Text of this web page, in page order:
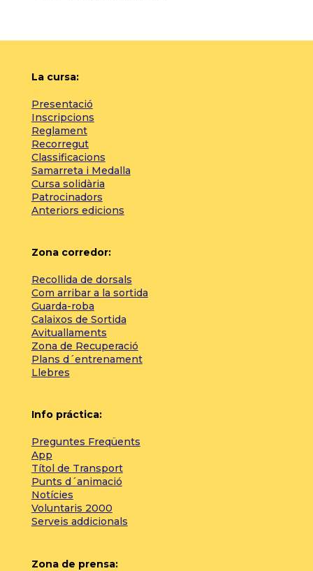
La cursa:
Presentació
Inscripcions
Reglament
Recorregut
Classificacions
Samarreta i Medalla
Cursa solidària
Patrocinadors
Anteriors edicions
Zona corredor:
Recollida de dorsals
Com arribar a la sortida
Guarda-roba
Calaixos de Sortida
Avituallaments
Zona de Recuperació
Plans d´entrenament
Llebres
Info práctica:
Preguntes Freqüents
App
Títol de Transport
Punts d´animació
Notícies
Voluntaris 2000
Serveis addicionals
Zona de prensa: